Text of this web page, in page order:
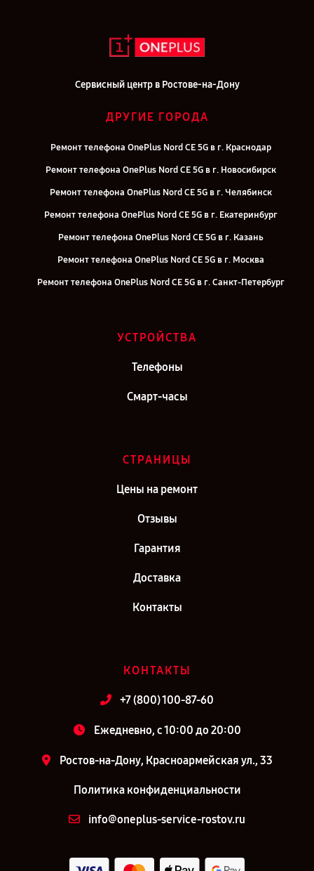
Сервисный центр в Ростове-на-Дону
ДРУГИЕ ГОРОДА
Ремонт телефона OnePlus Nord CE 5G в г. Краснодар
Ремонт телефона OnePlus Nord CE 5G в г. Новосибирск
Ремонт телефона OnePlus Nord CE 5G в г. Челябинск
Ремонт телефона OnePlus Nord CE 5G в г. Екатеринбург
Ремонт телефона OnePlus Nord CE 5G в г. Казань
Ремонт телефона OnePlus Nord CE 5G в г. Москва
Ремонт телефона OnePlus Nord CE 5G в г. Санкт-Петербург
УСТРОЙСТВА
Телефоны
Смарт-часы
СТРАНИЦЫ
Цены на ремонт
Отзывы
Гарантия
Доставка
Контакты
КОНТАКТЫ
+7 (800) 100-87-60
Ежедневно, с 10:00 до 20:00
Ростов-на-Дону, Красноармейская ул., 33
Политика конфиденциальности
info@oneplus-service-rostov.ru